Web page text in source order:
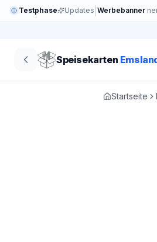
Testphase Updates Werbebanner
Speisekarten
Startseite